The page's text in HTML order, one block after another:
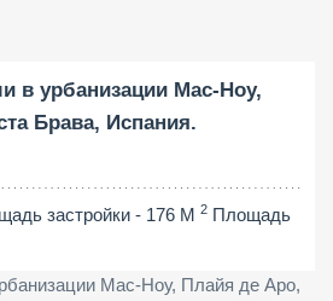
в урбанизации Мас-Ноу,
Брава, Испания.
застройки - 176 M 2 Площадь
Мас-Ноу, Плайя де Аро,